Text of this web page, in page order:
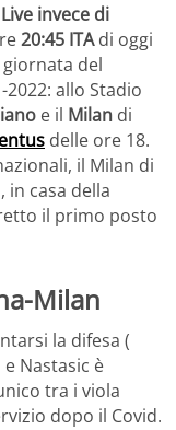
invece di
20:45 ITAdi oggi
del
allo Stadio
e il Milan di
delle ore 18.
il Milan di
in casa della
il primo posto
Milan
la difesa (
Nastasic è
tra i viola
dopo il Covid.